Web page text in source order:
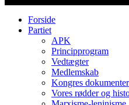
Forside
Partiet
APK
Principprogram
Vedtægter
Medlemskab
Kongres dokumenter
Vores rødder og